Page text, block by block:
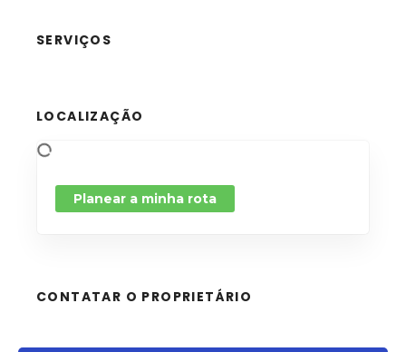
SERVIÇOS
LOCALIZAÇÃO
Planear a minha rota
CONTATAR O PROPRIETÁRIO